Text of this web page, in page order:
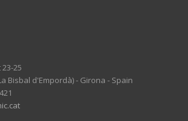
25
Bisbal d'Empordà) - Girona - Spain